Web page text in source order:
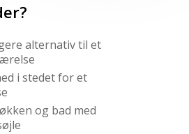
alternativ til et
i stedet for et
og bad med